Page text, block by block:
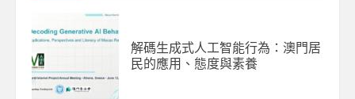
解碼生成式人工智能行為：澳門居
民的應用、態度與素養